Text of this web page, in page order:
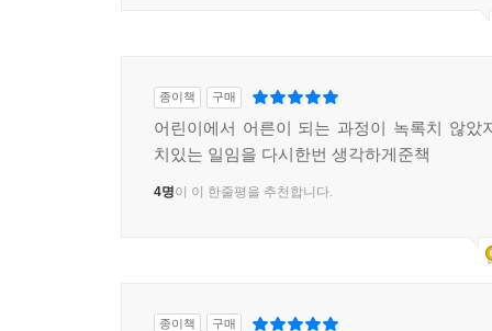
종이책 구매
어린이에서 어른이 되는 과정이 녹록치 않았
치있는 일임을 다시한번 생각하게준책
4명이 이 한줄평을 추천합니다.
종이책 구매